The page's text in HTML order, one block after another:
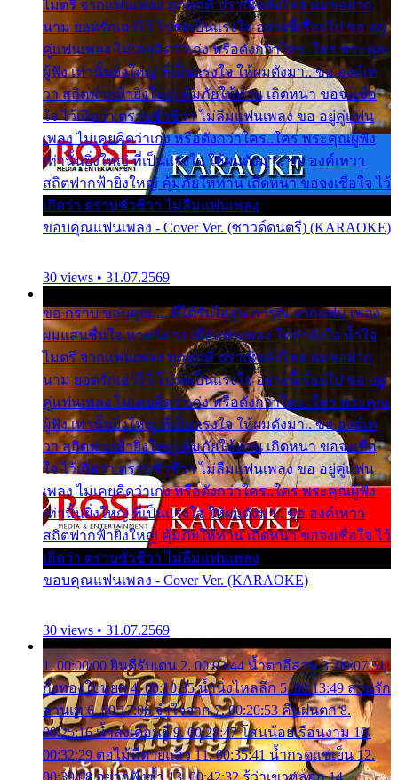
ไมตรี จากแฟนเพลง ทุกทุกที่ ปราณีหลั่งไหล ผมขอฝาก
นาม ยอดรักเอาไว้ โปรดเป็นแรงใจ อย่างนี้เรื่อยไป ขอ อยู่
คู่แฟนเพลง ไม่เคยคิดว่าเก่ง หรือดังกว่าใคร..ใคร พระคุณ
ผู้ฟัง เท่านั้นยิ่งใหญ่ ที่เป็นแรงใจ ให้ผมดังมา.. ขอ องค์เท
วา สถิตฟากฟ้ายิ่งใหญ่ คุ้มภัยให้ท่าน เถิดหนา ขอจงเชื่อ
ใจ ไว้เถิดว่า ตราบชั่วชีวา ไม่ลืมแฟนเพลง ขอ อยู่คู่แฟน
เพลง ไม่เคยคิดว่าเก่ง หรือดังกว่าใคร..ใคร พระคุณผู้ฟัง
เท่านั้นยิ่งใหญ่ ที่เป็นแรงใจ ให้ผมดังมา.. ขอ องค์เทวา
สถิตฟากฟ้ายิ่งใหญ่ คุ้มภัยให้ท่าน เถิดหนา ขอจงเชื่อใจ ไว้
เถิดว่า ตราบชั่วชีวา ไม่ลืมแฟนเพลง
ขอบคุณแฟนเพลง - Cover Ver. (ซาวด์ดนตรี) (KARAOKE)
30 views • 31.07.2569
ขอ กราบ ขอบคุณ.... ที่ได้รับไออุ่น การุณ จากแฟน เพลง
ผมแสนชื่นใจ หายวังเวง เมื่อแฟนเพลง ให้กำลังใจ น้ำใจ
ไมตรี จากแฟนเพลง ทุกทุกที่ ปราณีหลั่งไหล ผมขอฝาก
นาม ยอดรักเอาไว้ โปรดเป็นแรงใจ อย่างนี้เรื่อยไป ขอ อยู่
คู่แฟนเพลง ไม่เคยคิดว่าเก่ง หรือดังกว่าใคร..ใคร พระคุณ
ผู้ฟัง เท่านั้นยิ่งใหญ่ ที่เป็นแรงใจ ให้ผมดังมา.. ขอ องค์เท
วา สถิตฟากฟ้ายิ่งใหญ่ คุ้มภัยให้ท่าน เถิดหนา ขอจงเชื่อ
ใจ ไว้เถิดว่า ตราบชั่วชีวา ไม่ลืมแฟนเพลง ขอ อยู่คู่แฟน
เพลง ไม่เคยคิดว่าเก่ง หรือดังกว่าใคร..ใคร พระคุณผู้ฟัง
เท่านั้นยิ่งใหญ่ ที่เป็นแรงใจ ให้ผมดังมา.. ขอ องค์เทวา
สถิตฟากฟ้ายิ่งใหญ่ คุ้มภัยให้ท่าน เถิดหนา ขอจงเชื่อใจ ไว้
เถิดว่า ตราบชั่วชีวา ไม่ลืมแฟนเพลง
ขอบคุณแฟนเพลง - Cover Ver. (KARAOKE)
30 views • 31.07.2569
1. 00:00:00 ยินดีรับเดน 2. 00:03:44 น้ำตาอีสาน 3. 00:07:51
กิ่งทองใบหยก 4. 00:10:35 น้ำนิ่งไหลลึก 5. 00:13:49 ลานรัก
ลานเท 6. 00:17:06 จำใจจาก 7. 00:20:53 คืนฝนตก 8.
00:25:16 น้ำลงเดือนยี่ 9. 00:28:47 โสนน้อยเรือนงาม 10.
00:32:29 ตอไม้ที่ตายแล้ว 11. 00:35:41 น้ำกรดแช่เย็น 12.
00:39:08 อยากฟังซ้ำ 13. 00:42:32 รู้ว่าเขาหลอก 14.